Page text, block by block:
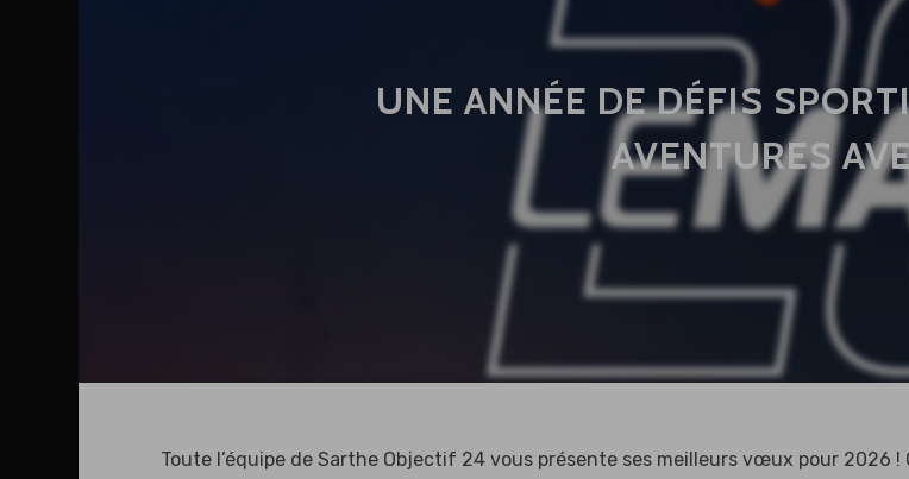
UNE ANNÉE DE DÉFIS
AVENTURES
Toute l’équipe de Sarthe Objectif 24 vous présente ses meilleurs vœux pour 2026 !